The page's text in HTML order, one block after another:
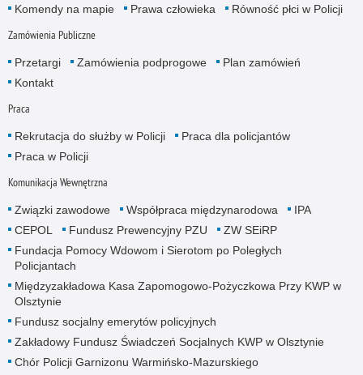
Komendy na mapie
Prawa człowieka Równość płci w Policji
Zamówienia Publiczne
Przetargi Zamówienia podprogowe
Plan zamówień
Kontakt
Praca
Rekrutacja do służby w Policji
Praca dla policjantów
Praca w Policji
Komunikacja Wewnętrzna
Związki zawodowe Współpraca międzynarodowa
IPA
CEPOL
Fundusz Prewencyjny PZU
ZW SEiRP
Fundacja Pomocy Wdowom i Sierotom po Poległych
Policjantach
Międzyzakładowa Kasa Zapomogowo-Pożyczkowa Przy KWP w
Olsztynie
Fundusz socjalny emerytów policyjnych
Zakładowy Fundusz Świadczeń Socjalnych KWP w Olsztynie
Chór Policji Garnizonu Warmińsko-Mazurskiego